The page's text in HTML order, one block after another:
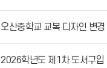
오산중학교 교복 디자인 변
2026학년도 제1차 도서구입